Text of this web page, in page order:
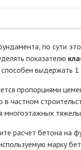
по сути это
показателю
способен выдержать
пропорциями
частном
расчет бетона на
марку